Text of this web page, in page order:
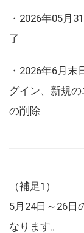
・2026年05月
了
・2026年6月
グイン、新規
の削除
（補足1）
5月24日～26日
なります。